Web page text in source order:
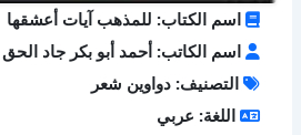
اسم الكتاب: للمذهب آيات أعشقها
اسم الكاتب: أحمد أبو بكر جاد الحق
التصنيف: دواوين شعر
اللغة: عربي